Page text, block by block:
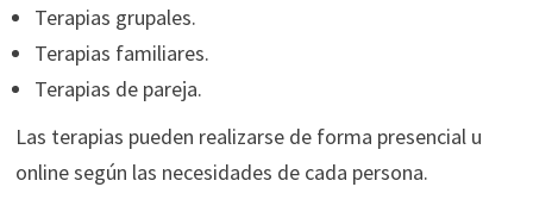
Terapias grupales.
Terapias familiares.
Terapias de pareja.
Las terapias pueden realizarse de forma presencial u
online según las necesidades de cada persona.